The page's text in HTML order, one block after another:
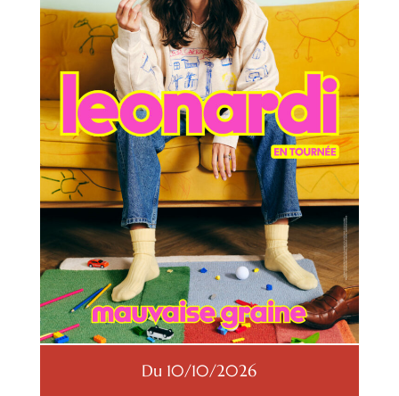
Du 10/10/2026